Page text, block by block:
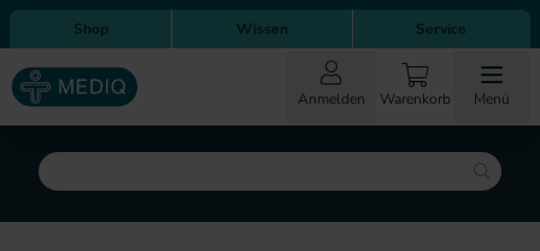
Direkt zum Inhalt
Direkt zur Hauptnavigation
Shop Wissen Service
Anmelden Warenkorb Menü
Suche